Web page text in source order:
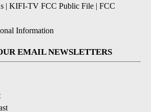
| KIFI-TV FCC Public File | FCC
Information
EMAIL NEWSLETTERS